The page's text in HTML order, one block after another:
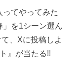
てやってみた
」を1シーン選ん
、Xに投稿しよ
』が当たる!!